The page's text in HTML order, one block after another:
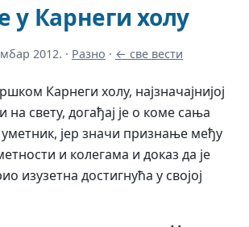
у Карнеги холу
2012. · Разно · ← све вести
Карнеги холу, најзначајнијој
на свету, догађај је о коме сања
јер значи признање међу
и колегама и доказ да је
изузетна достигнућа у својој